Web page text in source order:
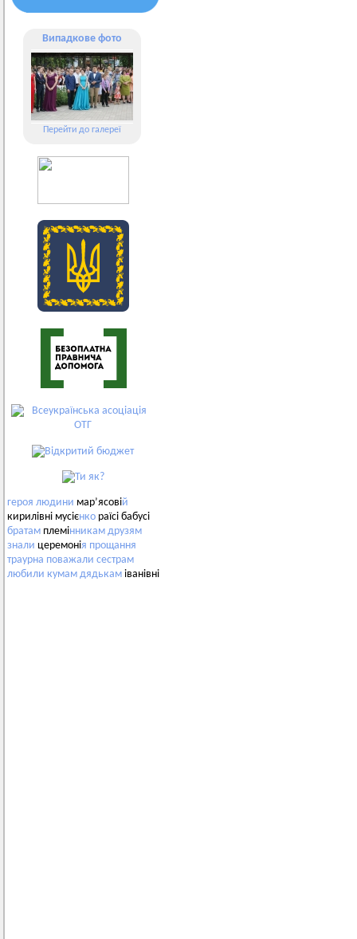
Випадкове фото
Перейти до галереї
героя людини мар’ясовій
кирилівні мусієнко раїсі бабусі
братам племінникам друзям
знали церемонія прощання
траурна поважали сестрам
любили кумам дядькам іванівні